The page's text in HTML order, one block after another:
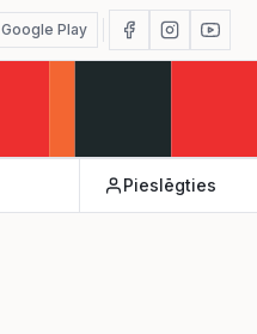
Google Play
Pieslēgties